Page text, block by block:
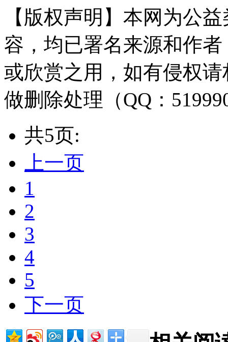
【版权声明】本网为公
容，均已署名来源和作
或欣赏之用，如有侵权
做删除处理（QQ：
共5页:
上一页
1
2
3
4
5
下一页